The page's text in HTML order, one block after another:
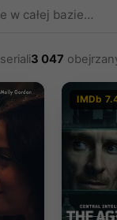
seriali3 047
IMDb